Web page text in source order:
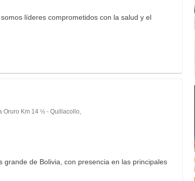
líderes comprometidos con la salud y el
Oruro Km 14 ½ - Quillacollo,
grande de Bolivia, con presencia en las principales